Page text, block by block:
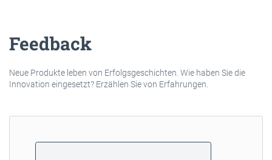
Feedback
Neue Produkte leben von Erfolgsgeschichten. Wie haben Sie die
Innovation eingesetzt? Erzählen Sie von Erfahrungen.